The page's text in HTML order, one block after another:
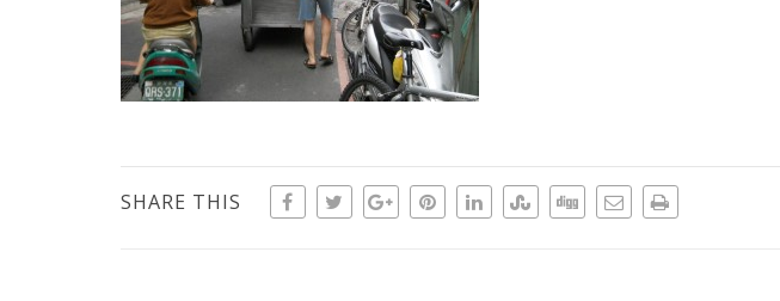
SHARE THIS